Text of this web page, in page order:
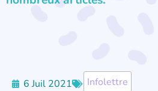
6 Juil 2021 Infolettre